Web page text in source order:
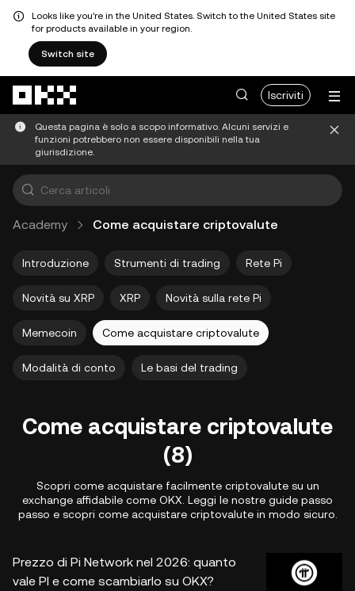
Looks like you're in the United States. Switch to the United States site
for products available in your region.
Switch site
Iscriviti
Questa pagina è solo a scopo informativo. Alcuni servizi e
funzioni potrebbero non essere disponibili nella tua
giurisdizione.
Academy Come acquistare criptovalute
Introduzione Strumenti di trading Rete Pi
Novità su XRP XRP Novità sulla rete Pi
Memecoin Come acquistare criptovalute
Modalità di conto Le basi del trading
Come acquistare criptovalute
(8)
Scopri come acquistare facilmente criptovalute su un
exchange affidabile come OKX. Leggi le nostre guide passo
passo e scopri come acquistare criptovalute in modo sicuro.
Prezzo di Pi Network nel 2026: quanto
vale PI e come scambiarlo su OKX?